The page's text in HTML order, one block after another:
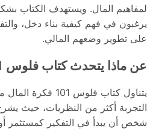
لمفاهيم المال. ويستهدف الكتاب
يرغبون في فهم كيفية بناء دخل،
على تطوير وضعهم المالي.
عن ماذا يتحدث كتاب فلوس 101؟
يتناول كتاب فلوس
التجربة أكثر من النظريات، حيث
شخص أن يبدأ في التفكير كمستثمر